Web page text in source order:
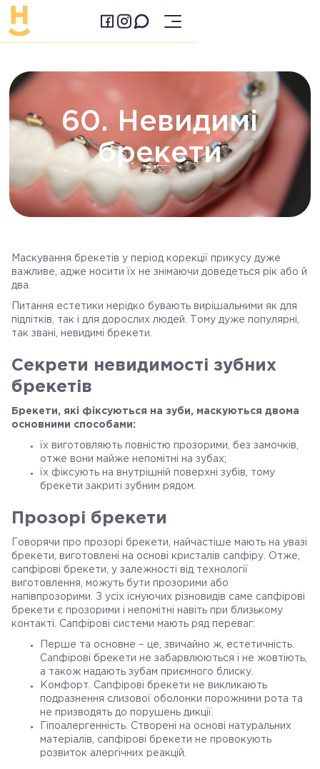
60. Невидимі
брекети
Маскування брекетів у період корекції прикусу дуже
важливе, адже носити їх не знімаючи доведеться рік або й
два.
Питання естетики нерідко бувають вирішальними як для
підлітків, так і для дорослих людей. Тому дуже популярні,
так звані, невидимі брекети.
Секрети невидимості зубних
брекетів
Брекети, які фіксуються на зуби, маскуються двома
основними способами:
їх виготовляють повністю прозорими, без замочків,
отже вони майже непомітні на зубах;
їх фіксують на внутрішній поверхні зубів, тому
брекети закриті зубним рядом.
Прозорі брекети
Говорячи про прозорі брекети, найчастіше мають на увазі
брекети, виготовлені на основі кристалів сапфіру. Отже,
сапфірові брекети, у залежності від технології
виготовлення, можуть бути прозорими або
напівпрозорими. З усіх існуючих різновидів саме сапфірові
брекети є прозорими і непомітні навіть при близькому
контакті. Сапфірові системи мають ряд переваг:
Перше та основне – це, звичайно ж, естетичність.
Сапфірові брекети не забарвлюються і не жовтіють,
а також надають зубам приємного блиску.
Комфорт. Сапфірові брекети не викликають
подразнення слизової оболонки порожнини рота та
не призводять до порушень дикції.
Гіпоалергенність. Створені на основі натуральних
матеріалів, сапфірові брекети не провокують
розвиток алергічних реакцій.